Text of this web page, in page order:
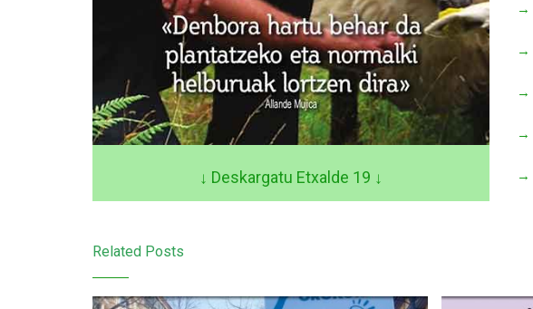
↓ Deskargatu Etxalde 19 ↓
→
→
→
→
→
Related Posts